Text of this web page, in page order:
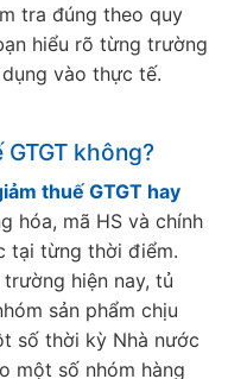
tra đúng theo quy
hiểu rõ từng trường
vào thực tế.
không?
thuế GTGT hay
hóa, mã HS và chính
tại từng thời điểm.
hiện nay, tủ
sản phẩm chịu
số thời kỳ Nhà nước
một số nhóm hàng